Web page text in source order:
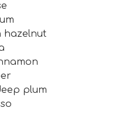
hazelnut
plum